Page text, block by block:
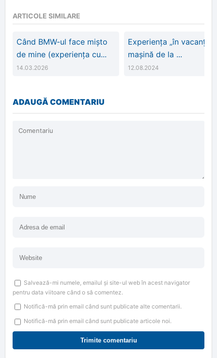
ARTICOLE SIMILARE
Când BMW-ul face mișto
de mine (experiența cu...
14.03.2026
Experiența „în vacanță
mașină de la ...
12.08.2024
ADAUGĂ COMENTARIU
Salvează-mi numele, emailul și site-ul web în acest navigator
pentru data viitoare când o să comentez.
Notifică-mă prin email când sunt publicate alte comentarii.
Notifică-mă prin email când sunt publicate articole noi.